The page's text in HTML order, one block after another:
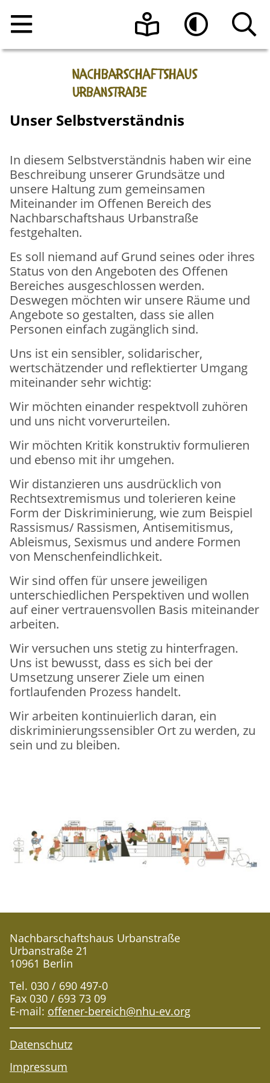
Veranstaltungen
Beratungsangebote
Programmheft vom Nachbarschaftshaus
Urbanstraße e.V.
Sonnen-Café
Register-Meldestelle
Ausstellungen
Raumnutzung
Raumanfrage
Über uns
Das Team
Aktuelle Informationen
Die Geschichte des Hauses
Freiwilliges Engagement
Spendenaufruf
Unser Selbstverständnis
Kontakt
Hoher Kontrast
Unser Selbstverständnis
In diesem Selbstverständnis haben wir eine
Beschreibung unserer Grundsätze und
unsere Haltung zum gemeinsamen
Miteinander im Offenen Bereich des
Nachbarschaftshaus Urbanstraße
festgehalten.
Es soll niemand auf Grund seines oder ihres
Status von den Angeboten des Offenen
Bereiches ausgeschlossen werden.
Deswegen möchten wir unsere Räume und
Angebote so gestalten, dass sie allen
Personen einfach zugänglich sind.
Uns ist ein sensibler, solidarischer,
wertschätzender und reflektierter Umgang
miteinander sehr wichtig:
Wir möchten einander respektvoll zuhören
und uns nicht vorverurteilen.
Wir möchten Kritik konstruktiv formulieren
und ebenso mit ihr umgehen.
Wir distanzieren uns ausdrücklich von
Rechtsextremismus und tolerieren keine
Form der Diskriminierung, wie zum Beispiel
Rassismus/ Rassismen, Antisemitismus,
Ableismus, Sexismus und andere Formen
von Menschenfeindlichkeit.
Wir sind offen für unsere jeweiligen
unterschiedlichen Perspektiven und wollen
auf einer vertrauensvollen Basis miteinander
arbeiten.
Wir versuchen uns stetig zu hinterfragen.
Uns ist bewusst, dass es sich bei der
Umsetzung unserer Ziele um einen
fortlaufenden Prozess handelt.
Wir arbeiten kontinuierlich daran, ein
diskriminierungssensibler Ort zu werden, zu
sein und zu bleiben.
Nachbarschaftshaus Urbanstraße
Urbanstraße 21
10961 Berlin
Tel. 030 / 690 497-0
Fax 030 / 693 73 09
E-mail: offener-bereich@nhu-ev.org
Datenschutz
Impressum